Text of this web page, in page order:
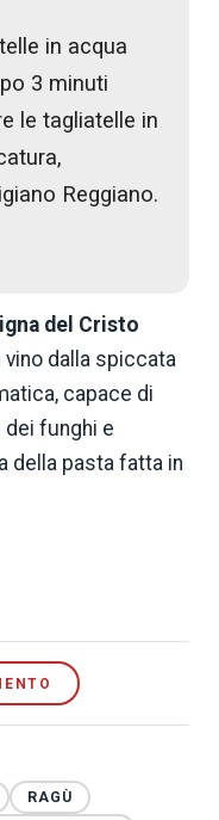
in acqua
3 minuti
le tagliatelle in
Reggiano.
del Cristo
vino dalla spiccata
capace di
dei funghi e
della pasta fatta in
RAGÙ